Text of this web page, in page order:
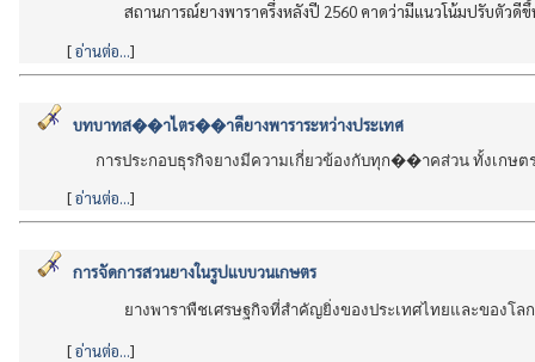
สถานการณ์ยางพาราครึ่งหลังปี 2560 คาดว่ามีแนวโน้มปรับตัว
[อ่านต่อ...]
บทบาทส��าไตร��าคียางพาราระหว่างประเทศ
การประกอบธุรกิจยางมีความเกี่ยวข้องกับทุก��าคส่วน ทั้งเก
[อ่านต่อ...]
การจัดการสวนยางในรูปแบบวนเกษตร
ยางพาราพืชเศรษฐกิจที่สำคัญยิ่งของประเทศไทยและของโล
[อ่านต่อ...]